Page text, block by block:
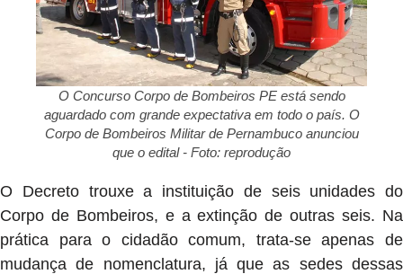
O Concurso Corpo de Bombeiros PE está sendo
aguardado com grande expectativa em todo o país. O
Corpo de Bombeiros Militar de Pernambuco anunciou
que o edital - Foto: reprodução
O Decreto trouxe a instituição de seis unidades do
Corpo de Bombeiros, e a extinção de outras seis. Na
prática para o cidadão comum, trata-se apenas de
mudança de nomenclatura, já que as sedes dessas